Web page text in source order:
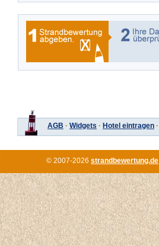
AGB · Widgets · Hotel eintragen ·
© 2007-2026 strandbewertung.de